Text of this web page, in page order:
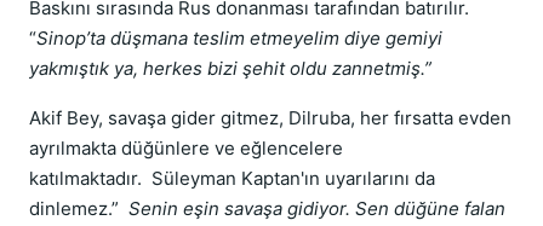
Baskını sırasında Rus donanması tarafından batırılır.
“Sinop’ta düşmana teslim etmeyelim diye gemiyi
yakmıştık ya, herkes bizi şehit oldu zannetmiş.”
Akif Bey, savaşa gider gitmez, Dilruba, her fırsatta evden
ayrılmakta düğünlere ve eğlencelere
katılmaktadır. Süleyman Kaptan'ın uyarılarını da
dinlemez.” Senin eşin savaşa gidiyor. Sen düğüne falan